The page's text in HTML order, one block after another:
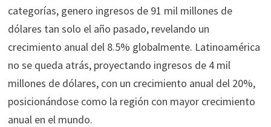
categorías, genero ingresos de 91 mil millones de
dólares tan solo el año pasado, revelando un
crecimiento anual del 8.5% globalmente. Latinoamérica
no se queda atrás, proyectando ingresos de 4 mil
millones de dólares, con un crecimiento anual del 20%,
posicionándose como la región con mayor crecimiento
anual en el mundo.